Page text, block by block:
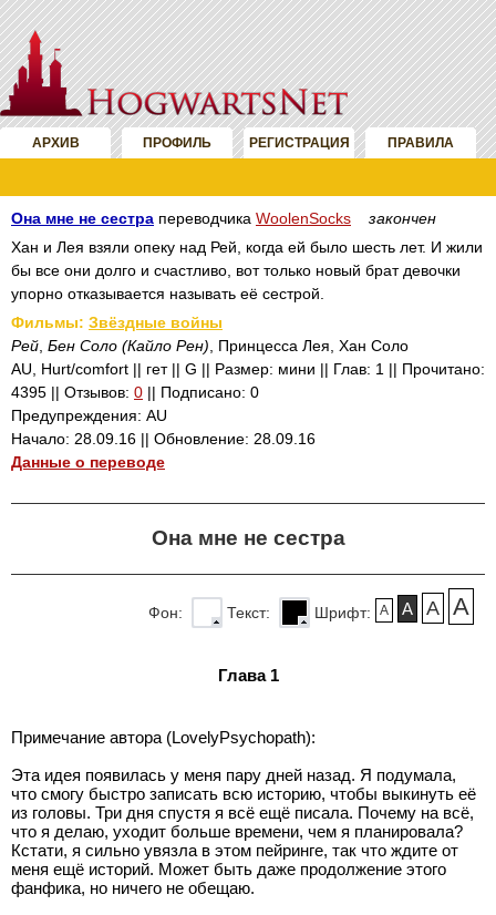
АРХИВ ПРОФИЛЬ РЕГИСТРАЦИЯ ПРАВИЛА
Она мне не сестра переводчика WoolenSocks
закончен
Хан и Лея взяли опеку над Рей, когда ей было шесть лет. И жили
бы все они долго и счастливо, вот только новый брат девочки
упорно отказывается называть её сестрой.
Фильмы: Звёздные войны
Рей Бен Соло (Кайло Рен) , Принцесса Лея, Хан Соло
AU, Hurt/comfort || гет || G || Размер: мини || Глав: 1 || Прочитано:
4395 || Отзывов: 0 || Подписано: 0
Предупреждения: AU
Начало: 28.09.16 || Обновление: 28.09.16
Данные о переводе
Она мне не сестра
A A A A
Шрифт:
Текст:
Фон:
Глава 1
Примечание автора (LovelyPsychopath):
Эта идея появилась у меня пару дней назад. Я подумала,
что смогу быстро записать всю историю, чтобы выкинуть её
из головы. Три дня спустя я всё ещё писала. Почему на всё,
что я делаю, уходит больше времени, чем я планировала?
Кстати, я сильно увязла в этом пейринге, так что ждите от
меня ещё историй. Может быть даже продолжение этого
фанфика, но ничего не обещаю.